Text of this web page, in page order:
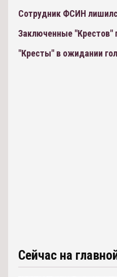
Сотрудник ФСИН
Заключенные "Крестов"
"Кресты" в ожидании
Сейчас на